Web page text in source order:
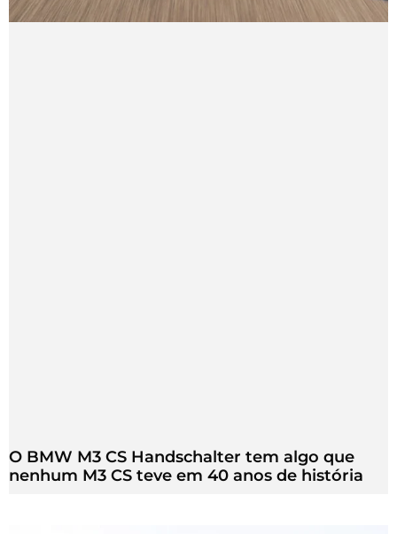
O BMW M3 CS Handschalter tem algo que
nenhum M3 CS teve em 40 anos de história